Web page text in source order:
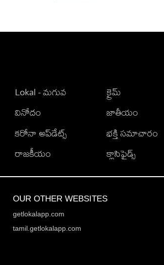
Lokal - మగువ
వినోదం
కరోనా అప్‌డేట్స్
రాజకీయం
క్రైమ్
జాతీయం
భక్తి సమాచారం
క్లాసిఫైడ్స్
OUR OTHER WEBSITES
getlokalapp.com
tamil.getlokalapp.com